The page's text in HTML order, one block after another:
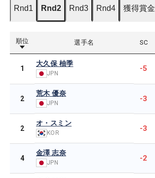
Rnd1 Rnd2 Rnd3 Rnd4 獲得賞金
順位 選手名 SC
1
大久保 柚季
JPN
-5
2
荒木 優奈
JPN -3
2
オ・スミン
KOR -3
4
金澤 志奈
JPN -2